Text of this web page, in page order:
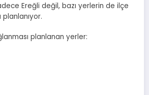
Ereğli değil, bazı yerlerin de ilçe
planlanıyor.
planlanan yerler: